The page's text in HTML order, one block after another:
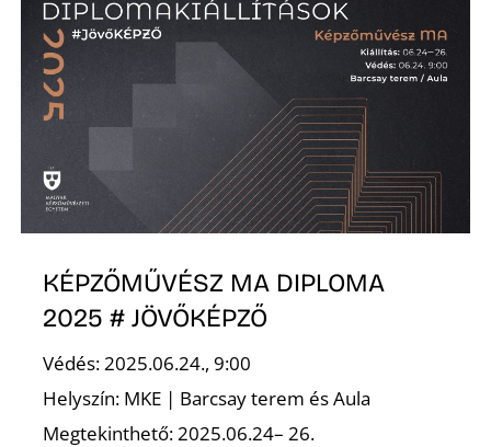
KÉPZŐMŰVÉSZ MA DIPLOMA
2025 # JÖVŐKÉPZŐ
Védés: 2025.06.24., 9:00
Helyszín: MKE | Barcsay terem és Aula
Megtekinthető: 2025.06.24– 26.